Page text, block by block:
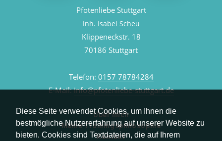
Diese Seite verwendet Cookies, um Ihnen die
bestmögliche Nutzererfahrung auf unserer Website zu
bieten. Cookies sind Textdateien, die auf Ihrem
Pfotenliebe Stuttgart
Inh. Isabel Scheu
Klippeneckstr. 18
70186 Stuttgart
Telefon: 0157 78784284
E-Mail:info@pfotenliebe-stuttgart.de
Über mich
Meine Trainingsphilosophie
Kontakt